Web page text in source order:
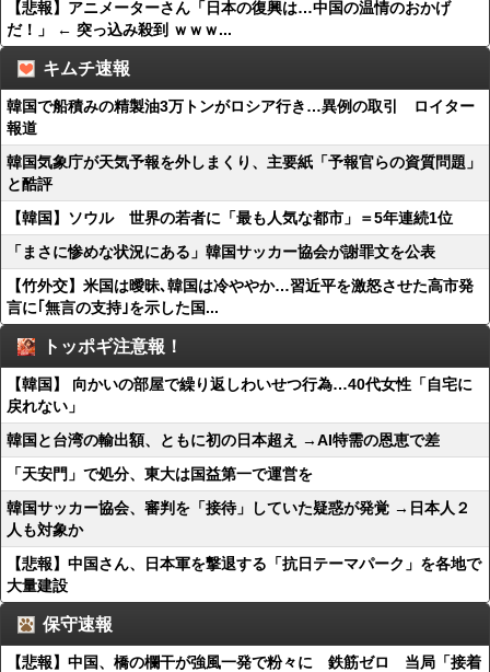
【悲報】アニメーターさん「日本の復興は…中国の温情のおかげ
だ！」 ← 突っ込み殺到 ｗｗｗ...
キムチ速報
韓国で船積みの精製油3万トンがロシア行き…異例の取引 ロイター
報道
韓国気象庁が天気予報を外しまくり、主要紙「予報官らの資質問題」
と酷評
【韓国】ソウル 世界の若者に「最も人気な都市」＝5年連続1位
「まさに惨めな状況にある」韓国サッカー協会が謝罪文を公表
【竹外交】米国は曖昧､韓国は冷ややか…習近平を激怒させた高市発
言に｢無言の支持｣を示した国...
トッポギ注意報！
【韓国】 向かいの部屋で繰り返しわいせつ行為…40代女性「自宅に
戻れない」
韓国と台湾の輸出額、ともに初の日本超え →AI特需の恩恵で差
「天安門」で処分、東大は国益第一で運営を
韓国サッカー協会、審判を「接待」していた疑惑が発覚 →日本人２
人も対象か
【悲報】中国さん、日本軍を撃退する「抗日テーマパーク」を各地で
大量建設
保守速報
【悲報】中国、橋の欄干が強風一発で粉々に 鉄筋ゼロ 当局「接着